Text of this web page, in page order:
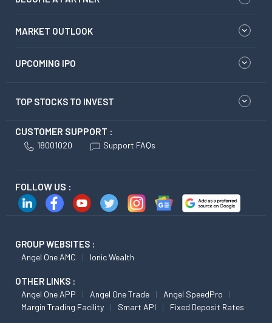
MARKET OUTLOOK
UPCOMING IPO
TOP STOCKS TO INVEST
CUSTOMER SUPPORT :
18001020 Support FAQs
FOLLOW US :
GROUP WEBSITES :
Angel One AMC Ionic Wealth
OTHER LINKS :
Angel One APP Angel One Trade
Angel SpeedPro
Margin Trading Facility
Smart API Fixed Deposit Rates